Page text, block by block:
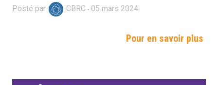
Posté par CBRC 05 mars 2024
Pour en savoir plus